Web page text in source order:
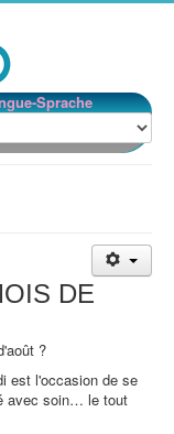
Sprache
DE
?
est l'occasion de se
avec soin… le tout